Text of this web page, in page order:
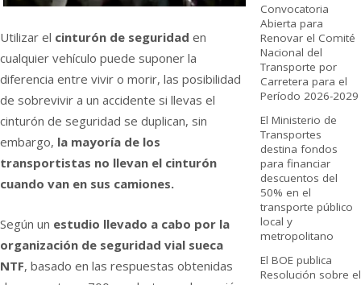
Utilizar el cinturón de seguridad en
cualquier vehí­culo puede suponer la
diferencia entre vivir o morir, las posibilidad
de sobrevivir a un accidente si llevas el
cinturón de seguridad se duplican, sin
embargo, la mayorí­a de los
transportistas no llevan el cinturón
cuando van en sus camiones.
Según un estudio llevado a cabo por la
organización de seguridad vial sueca
NTF, basado en las respuestas obtenidas
Convocatoria
Abierta para
Renovar el Comité
Nacional del
Transporte por
Carretera para el
Período 2026-2029
El Ministerio de
Transportes
destina fondos
para financiar
descuentos del
50% en el
transporte público
local y
metropolitano
El BOE publica
Resolución sobre el